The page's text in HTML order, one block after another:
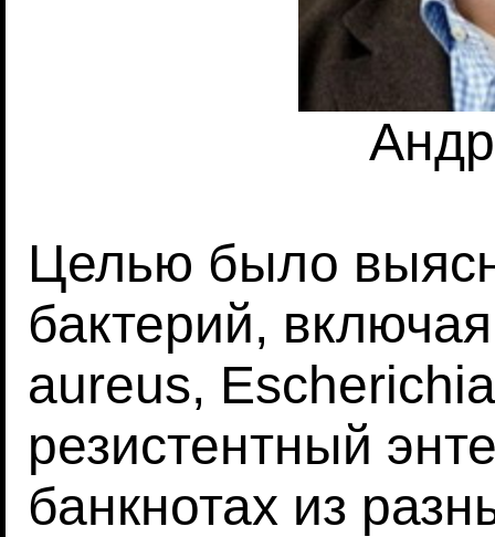
Целью было
бактерий,
aureus,
резистентный
банкнотах из